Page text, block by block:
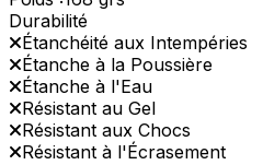
Durabilité
Étanchéité aux Intempéries
Étanche à la Poussière
Étanche à l'Eau
Résistant au Gel
Résistant aux Chocs
Résistant à l'Écrasement